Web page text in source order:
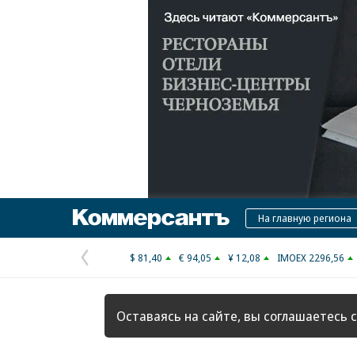
КоммерсантъНа главную региона
Предыдущая
страница
$ 81,40 € 94,05 ¥ 12,08 IMOEX 2296,56
Оставаясь на сайте, вы соглашаетесь с